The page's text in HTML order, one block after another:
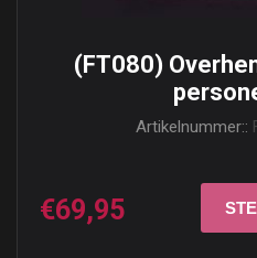
(FT080)
Artikelnummer::
€69,95